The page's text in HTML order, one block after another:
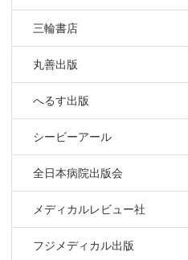
三輪書店
丸善出版
へるす出版
シービーアール
全日本病院出版会
メディカルレビュー社
フジメディカル出版